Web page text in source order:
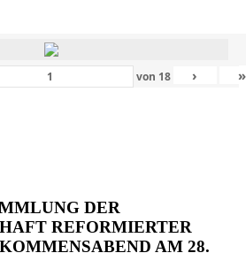
von 18 › »
DER
REFORMIERTER
AM 28.